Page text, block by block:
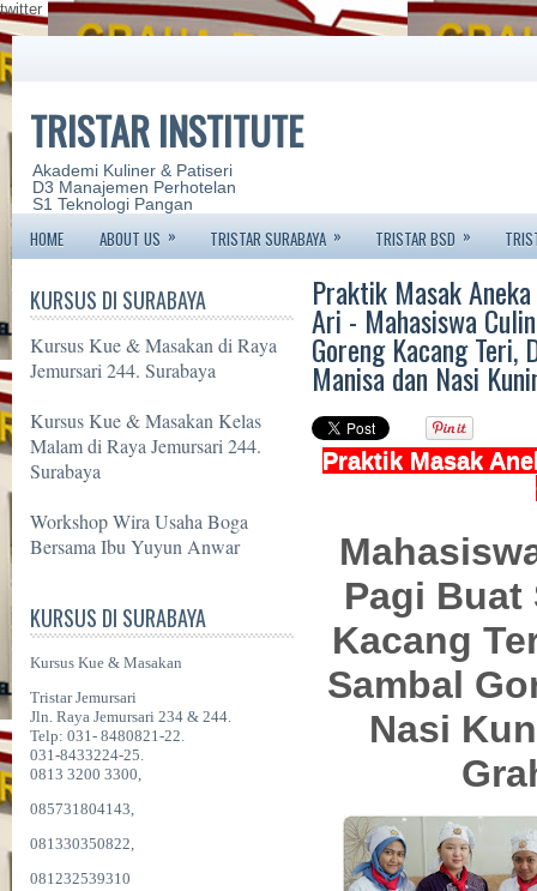
twitter
TRISTAR INSTITUTE
Akademi Kuliner & Patiseri
D3 Manajemen Perhotelan
S1 Teknologi Pangan
HOME ABOUT US » TRISTAR SURABAYA » TRISTAR BSD »
KURSUS DI SURABAYA
Kursus Kue & Masakan di Raya
Jemursari 244. Surabaya
Kursus Kue & Masakan Kelas
Malam di Raya Jemursari 244.
Surabaya
Workshop Wira Usaha Boga
Bersama Ibu Yuyun Anwar
KURSUS DI SURABAYA
Kursus Kue & Masakan
Tristar Jemursari
Jln. Raya Jemursari 234 & 244.
Telp: 031- 8480821-22.
031-8433224-25.
0813 3200 3300,
085731804143,
081330350822,
081232539310
Praktik Masak
Ari - Mahasiswa
Goreng Kacang Teri,
Manisa dan Nasi
Praktik Masak
Pagi Buat
Kacang
Sambal
Nasi